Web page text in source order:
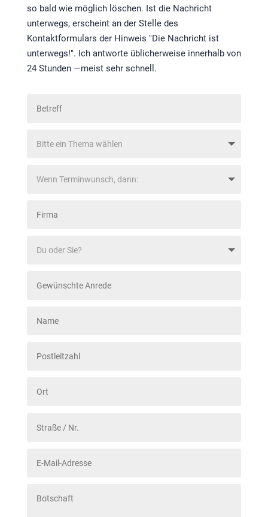
so bald wie möglich löschen. Ist die Nachricht
unterwegs, erscheint an der Stelle des
Kontaktformulars der Hinweis "Die Nachricht ist
unterwegs!". Ich antworte üblicherweise innerhalb von
24 Stunden —meist sehr schnell.